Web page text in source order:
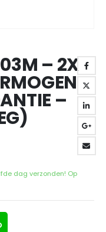
– 2X
–
dag verzonden! Op